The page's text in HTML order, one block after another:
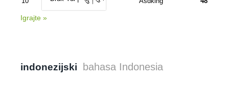
Igrajte »
indonezijski bahasa Indonesia